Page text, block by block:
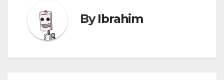
ByIbrahim